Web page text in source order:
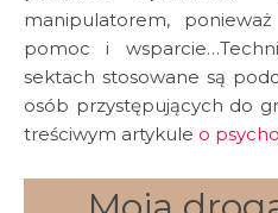
manipulatorem,
pomoc i
sektach stosowane są
osób przystępujących do
treściwym artykule o